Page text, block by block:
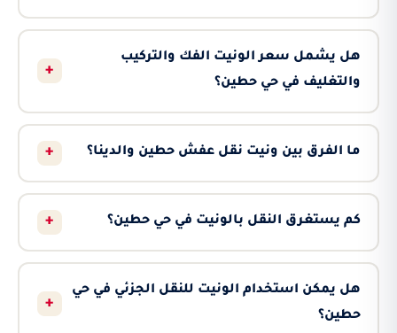
هل يشمل سعر الونيت الفك والتركيب
والتغليف في حي حطين؟
+
ما الفرق بين ونيت نقل عفش حطين والدينا؟ +
كم يستغرق النقل بالونيت في حي حطين؟ +
هل يمكن استخدام الونيت للنقل الجزئي في حي
حطين؟
+